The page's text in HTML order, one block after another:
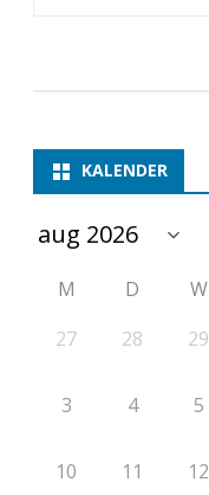
KALENDER
M D W
27
28 29
3 4 5
10 11 12